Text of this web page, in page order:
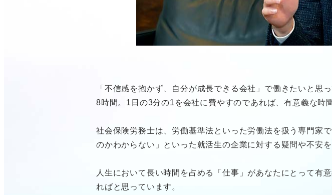
「不信感を抱かず、自分が成長できる会社」で働きたいと
8時間。1日の3分の1を会社に費やすのであれば、有意義な時
社会保険労務士は、労働基準法といった労働法を扱う専門家
のかわからない」といった就活生の企業に対する疑問や不安
人生において長い時間を占める「仕事」があなたにとって有
ればと思っています。